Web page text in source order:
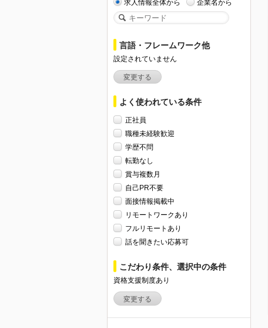
求人情報全体から 企業名から
言語・フレームワーク他
設定されていません
変更する
よく使われている条件
正社員
職種未経験歓迎
学歴不問
転勤なし
賞与複数月
自己PR不要
面接情報掲載中
リモートワークあり
フルリモートあり
話を聞きたい応募可
こだわり条件、選択中の条件
資格支援制度あり
変更する